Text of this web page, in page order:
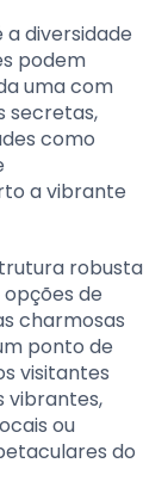
a diversidade
podem
uma com
secretas,
como
a vibrante
robusta
de
charmosas
ponto de
visitantes
vibrantes,
ou
do